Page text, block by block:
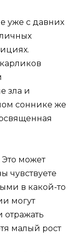
уже с давних
зла и
соннике же
может
чувствуете
в какой-то
могут
отражать
малый рост